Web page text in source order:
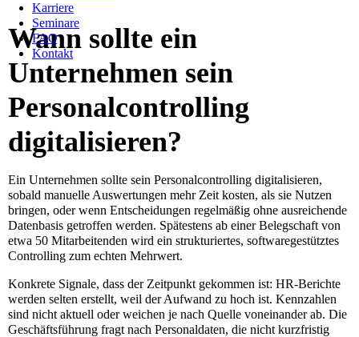
Karriere
Seminare
FAQ
Kontakt
Wann sollte ein
Unternehmen sein
Personalcontrolling
digitalisieren?
Ein Unternehmen sollte sein Personalcontrolling digitalisieren,
sobald manuelle Auswertungen mehr Zeit kosten, als sie Nutzen
bringen, oder wenn Entscheidungen regelmäßig ohne ausreichende
Datenbasis getroffen werden. Spätestens ab einer Belegschaft von
etwa 50 Mitarbeitenden wird ein strukturiertes, softwaregestütztes
Controlling zum echten Mehrwert.
Konkrete Signale, dass der Zeitpunkt gekommen ist: HR-Berichte
werden selten erstellt, weil der Aufwand zu hoch ist. Kennzahlen
sind nicht aktuell oder weichen je nach Quelle voneinander ab. Die
Geschäftsführung fragt nach Personaldaten, die nicht kurzfristig